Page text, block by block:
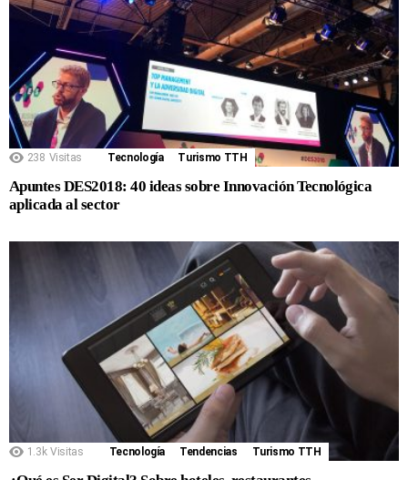
238 Visitas Tecnología Turismo TTH
Apuntes DES2018: 40 ideas sobre Innovación Tecnológica
aplicada al sector
1.3k Visitas Tecnología Tendencias Turismo TTH